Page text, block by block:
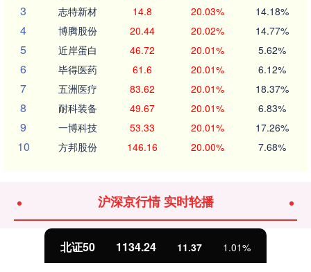
3 志特新材 14.8 20.03% 14.18%
4 博腾股份 20.44 20.02% 14.77%
5 近岸蛋白 46.72 20.01% 5.62%
6 毕得医药 61.6 20.01% 6.12%
7 五洲医疗 83.62 20.01% 18.37%
8 耐科装备 49.67 20.01% 6.83%
9 一博科技 53.33 20.01% 17.26%
10 方邦股份 146.16 20.00% 7.68%
沪深京行情 实时轮播
北证50 1134.24 11.37 1.01%